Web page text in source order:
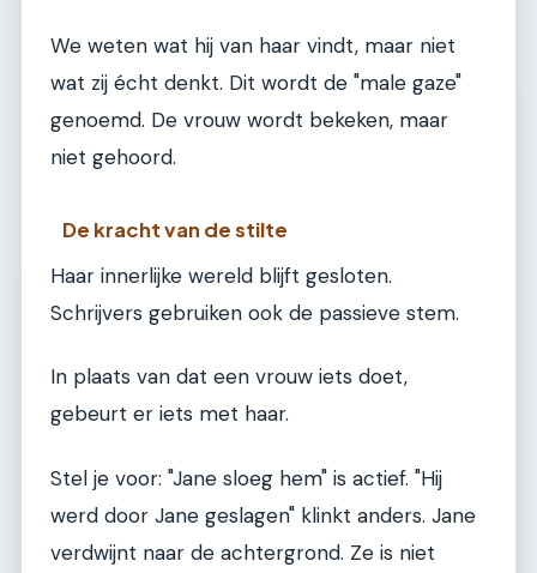
We weten wat hij van haar vindt, maar niet
wat zij écht denkt. Dit wordt de "male gaze"
genoemd. De vrouw wordt bekeken, maar
niet gehoord.
De kracht van de stilte
Haar innerlijke wereld blijft gesloten.
Schrijvers gebruiken ook de passieve stem.
In plaats van dat een vrouw iets doet,
gebeurt er iets met haar.
Stel je voor: "Jane sloeg hem" is actief. "Hij
werd door Jane geslagen" klinkt anders. Jane
verdwijnt naar de achtergrond. Ze is niet